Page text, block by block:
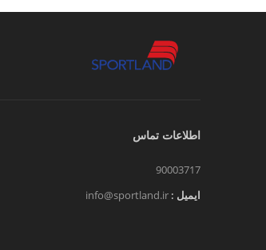
اطلاعات تماس
90003717
ایمیل : info@sportland.ir